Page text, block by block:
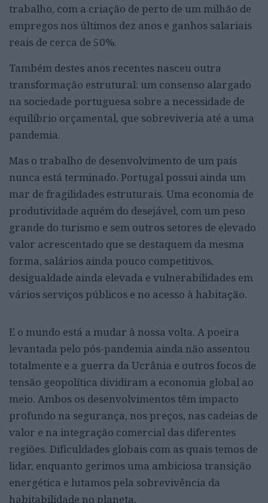
trabalho, com a criação de perto de um milhão de
empregos nos últimos dez anos e ganhos salariais
reais de cerca de 50%.
Também destes anos recentes nasceu outra
transformação estrutural: um consenso alargado
na sociedade portuguesa sobre a necessidade de
equilíbrio orçamental, que sobreviveria até a uma
pandemia.
Mas o trabalho de desenvolvimento de um país
nunca está terminado. Portugal possui ainda um
mar de fragilidades estruturais. Uma economia de
produtividade aquém do desejável, com um peso
grande do turismo e sem outros setores de elevado
valor acrescentado que se destaquem da mesma
forma, salários ainda pouco competitivos,
desigualdade ainda elevada e vulnerabilidades em
vários serviços públicos e no acesso à habitação.
E o mundo está a mudar à nossa volta. A poeira
levantada pelo pós-pandemia ainda não assentou
totalmente e a guerra da Ucrânia e outros focos de
tensão geopolítica dividiram a economia global ao
meio. Ambos os desenvolvimentos têm impacto
profundo na segurança, nos preços, nas cadeias de
valor e na integração comercial das diferentes
regiões. Dificuldades globais com as quais temos de
lidar, enquanto gerimos uma ambiciosa transição
energética e lutamos pela sobrevivência da
habitabilidade no planeta.